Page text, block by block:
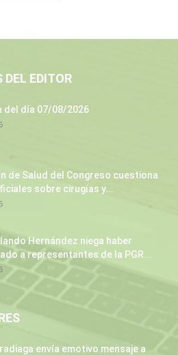
DEL EDITOR
del día 07/08/2026
de Salud del Congreso cuestiona
sobre cirugías y...
Hernández niega haber
a representantes de la PGR...
envía emotivo mensaje a